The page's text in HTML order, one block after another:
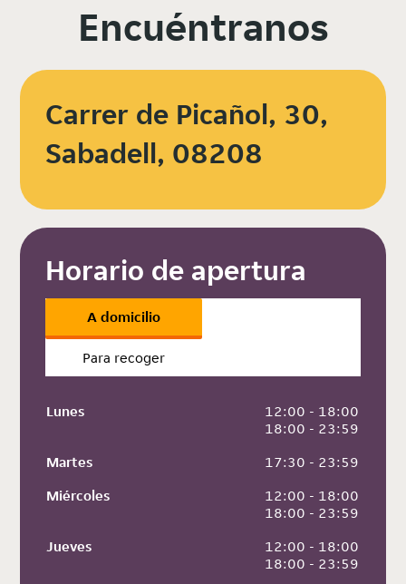
Encuéntranos
Carrer de Picañol, 30,
Sabadell, 08208
Horario de apertura
A domicilio
Para recoger
Lunes
12:00 - 18:00
18:00 - 23:59
Martes
17:30 - 23:59
Miércoles
12:00 - 18:00
18:00 - 23:59
Jueves
12:00 - 18:00
18:00 - 23:59